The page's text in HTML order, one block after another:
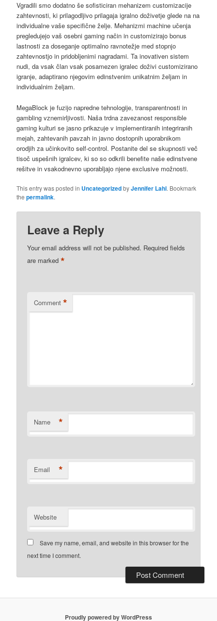
Vgradili smo dodatno še sofisticiran mehanizem customizacije
zahtevnosti, ki prilagodljivo prilagaja igralno doživetje glede na na
individualne vaše specifične želje. Mehanizmi machine učenja
pregledujejo vaš osebni gaming način in customizirajo bonus
lastnosti za doseganje optimalno ravnotežje med stopnjo
zahtevnostjo in pridobljenimi nagradami. Ta inovativen sistem
nudi, da vsak član vsak posamezen igralec doživi customizirano
igranje, adaptirano njegovim edinstvenim unikatnim željam in
individualnim željam.
MegaBlock je fuzijo napredne tehnologije, transparentnosti in
gambling vznemirljivosti. Naša trdna zavezanost responsible
gaming kulturi se jasno prikazuje v implementiranih integriranih
mejah, zahtevanih pavzah in javno dostopnih uporabnikom
orodjih za učinkovito self-control. Postanite del se skupnosti več
tisoč uspešnih igralcev, ki so so odkrili benefite naše edinstvene
rešitve in vsakodnevno uporabljajo njene exclusive možnosti.
This entry was posted in UncategorizedbyJennifer Lahl. Bookmark
thepermalink.
Leave a Reply
Your email address will not be published. Required fields
are marked*
Comment *
Name *
Email *
Website
Save my name, email, and website in this browser for the
next time I comment.
Proudly powered by WordPress